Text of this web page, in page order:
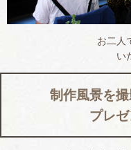
お二人
い
制作風景を
プレ